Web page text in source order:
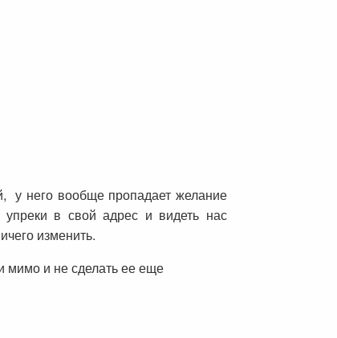
у него вообще пропадает желание
в свой адрес и видеть нас
изменить.
мимо и не сделать ее еще